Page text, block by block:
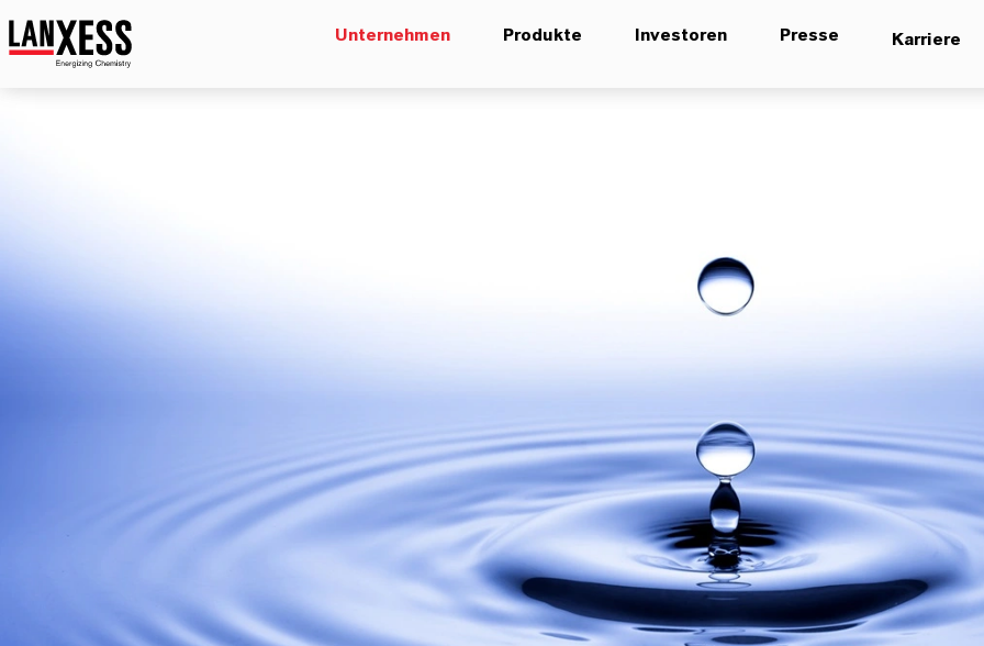
Unternehmen Produkte Investoren Presse Karriere